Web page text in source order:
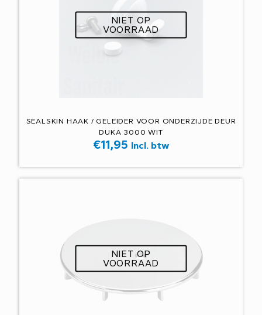
NIET OP
VOORRAAD
SEALSKIN HAAK / GELEIDER VOOR ONDERZIJDE DEUR
DUKA 3000 WIT
€11,95 Incl. btw
NIET OP
VOORRAAD